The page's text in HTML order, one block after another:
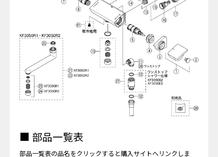
■ 部品一覧表
部品一覧表の品名をクリックすると購入サイトへリンクしま